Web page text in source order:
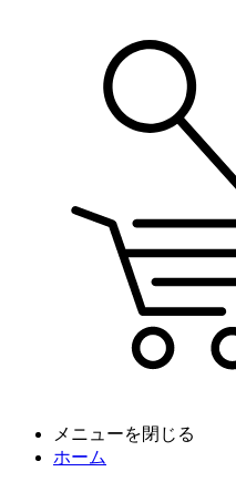
メニューを閉じる
ホーム